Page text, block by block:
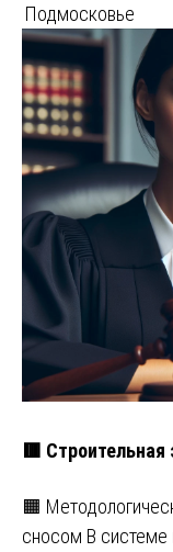
Подмосковье
🟥 Строительная
🟧
сносом В системе